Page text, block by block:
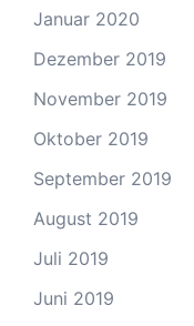
Januar 2020
Dezember 2019
November 2019
Oktober 2019
September 2019
August 2019
Juli 2019
Juni 2019